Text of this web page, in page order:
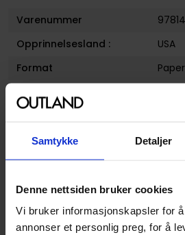
Samtykke Detaljer
Denne nettsiden bruker cookies
Vi bruker informasjonskapsler for
annonser et personlig preg, for å
Varenummer
Opprinnelsesland :
USA
Format
Olmos
Sjanger
Illustratør